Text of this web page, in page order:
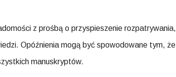
z prośbą o przyspieszenie rozpatrywania,
Opóźnienia mogą być spowodowane tym, że
manuskryptów.